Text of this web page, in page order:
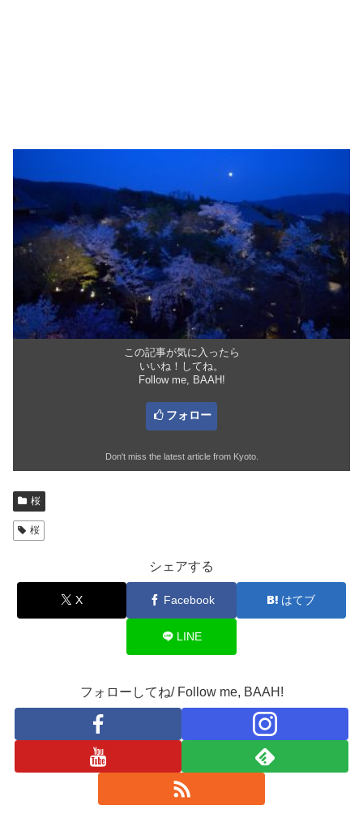
この記事が気に入ったら
いいね！してね。
Follow me, BAAH!
フォロー
Don't miss the latest article from Kyoto.
桜
桜
シェアする
X Facebook はてブ
LINE
フォローしてね/ Follow me, BAAH!